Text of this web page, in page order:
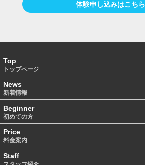
体験申し込みはこちら
Top
トップページ
News
新着情報
Beginner
初めての方
Price
料金案内
Staff